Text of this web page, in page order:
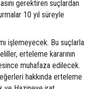
gerektiren suçlardan
10 yıl süreyle
işlemeyecek. Bu suçlarla
erteleme kararının
muhafaza edilecek.
hakkında erteleme